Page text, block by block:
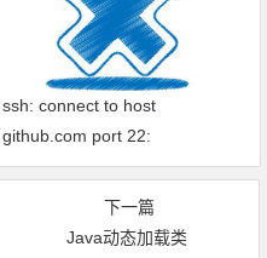
ssh: connect to host
github.com port 22:
Connection timed out fatal: xxx
下一篇
Java动态加载类